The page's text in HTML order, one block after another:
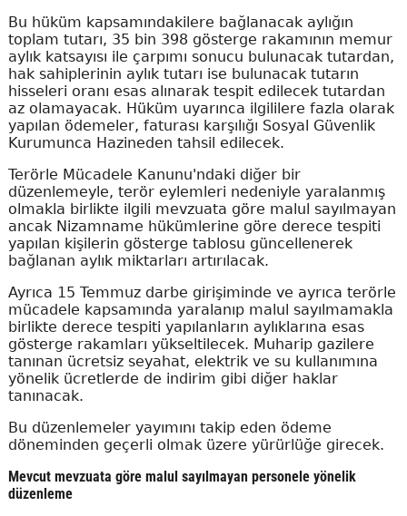
Bu hüküm kapsamındakilere bağlanacak aylığın
toplam tutarı, 35 bin 398 gösterge rakamının memur
aylık katsayısı ile çarpımı sonucu bulunacak tutardan,
hak sahiplerinin aylık tutarı ise bulunacak tutarın
hisseleri oranı esas alınarak tespit edilecek tutardan
az olamayacak. Hüküm uyarınca ilgililere fazla olarak
yapılan ödemeler, faturası karşılığı Sosyal Güvenlik
Kurumunca Hazineden tahsil edilecek.
Terörle Mücadele Kanunu'ndaki diğer bir
düzenlemeyle, terör eylemleri nedeniyle yaralanmış
olmakla birlikte ilgili mevzuata göre malul sayılmayan
ancak Nizamname hükümlerine göre derece tespiti
yapılan kişilerin gösterge tablosu güncellenerek
bağlanan aylık miktarları artırılacak.
Ayrıca 15 Temmuz darbe girişiminde ve ayrıca terörle
mücadele kapsamında yaralanıp malul sayılmamakla
birlikte derece tespiti yapılanların aylıklarına esas
gösterge rakamları yükseltilecek. Muharip gazilere
tanınan ücretsiz seyahat, elektrik ve su kullanımına
yönelik ücretlerde de indirim gibi diğer haklar
tanınacak.
Bu düzenlemeler yayımını takip eden ödeme
döneminden geçerli olmak üzere yürürlüğe girecek.
Mevcut mevzuata göre malul sayılmayan personele yönelik
düzenleme